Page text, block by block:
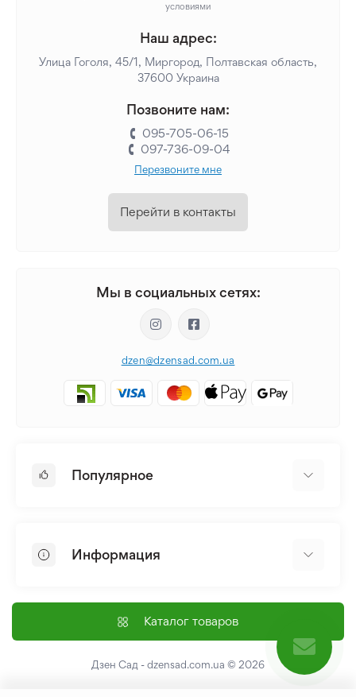
условиями
Наш адрес:
Улица Гоголя, 45/1, Миргород, Полтавская область,
37600 Украина
Позвоните нам:
095-705-06-15
097-736-09-04
Перезвоните мне
Перейти в контакты
Мы в социальных сетях:
dzen@dzensad.com.ua
Популярное
Лилия
Семена
Информация
Доставка и оплата
Контакты
Каталог товаров
Дзен Сад - dzensad.com.ua © 2026